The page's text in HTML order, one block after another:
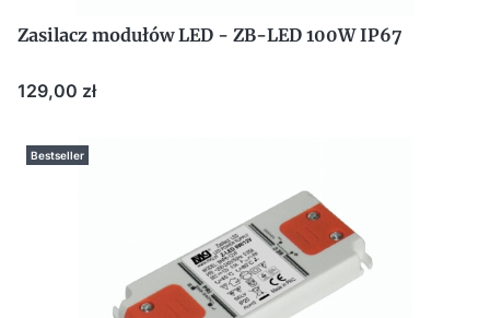
Zasilacz modułów LED - ZB-LED 100W IP67
Cena
129,00 zł
Bestseller